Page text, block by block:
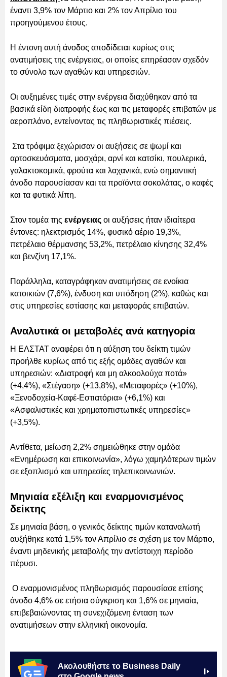
έναντι 3,9% τον Μάρτιο και 2% τον Απρίλιο του
προηγούμενου έτους.
Η έντονη αυτή άνοδος αποδίδεται κυρίως στις
ανατιμήσεις της ενέργειας, οι οποίες επηρέασαν σχεδόν
το σύνολο των αγαθών και υπηρεσιών.
Οι αυξημένες τιμές στην ενέργεια διαχύθηκαν από τα
βασικά είδη διατροφής έως και τις μεταφορές επιβατών με
αεροπλάνο, εντείνοντας τις πληθωριστικές πιέσεις.
Στα τρόφιμα ξεχώρισαν οι αυξήσεις σε ψωμί και
αρτοσκευάσματα, μοσχάρι, αρνί και κατσίκι, πουλερικά,
γαλακτοκομικά, φρούτα και λαχανικά, ενώ σημαντική
άνοδο παρουσίασαν και τα προϊόντα σοκολάτας, ο καφές
και τα φυτικά λίπη.
Στον τομέα της ενέργειας οι αυξήσεις ήταν ιδιαίτερα
έντονες: ηλεκτρισμός 14%, φυσικό αέριο 19,3%,
πετρέλαιο θέρμανσης 53,2%, πετρέλαιο κίνησης 32,4%
και βενζίνη 17,1%.
Παράλληλα, καταγράφηκαν ανατιμήσεις σε ενοίκια
κατοικιών (7,6%), ένδυση και υπόδηση (2%), καθώς και
στις υπηρεσίες εστίασης και μεταφοράς επιβατών.
Αναλυτικά οι μεταβολές ανά κατηγορία
Η ΕΛΣΤΑΤ αναφέρει ότι η αύξηση του δείκτη τιμών
προήλθε κυρίως από τις εξής ομάδες αγαθών και
υπηρεσιών: «Διατροφή και μη αλκοολούχα ποτά»
(+4,4%), «Στέγαση» (+13,8%), «Μεταφορές» (+10%),
«Ξενοδοχεία-Καφέ-Εστιατόρια» (+6,1%) και
«Ασφαλιστικές και χρηματοπιστωτικές υπηρεσίες»
(+3,5%).
Αντίθετα, μείωση 2,2% σημειώθηκε στην ομάδα
«Ενημέρωση και επικοινωνία», λόγω χαμηλότερων τιμών
σε εξοπλισμό και υπηρεσίες τηλεπικοινωνιών.
Μηνιαία εξέλιξη και εναρμονισμένος
δείκτης
Σε μηνιαία βάση, ο γενικός δείκτης τιμών καταναλωτή
αυξήθηκε κατά 1,5% τον Απρίλιο σε σχέση με τον Μάρτιο,
έναντι μηδενικής μεταβολής την αντίστοιχη περίοδο
πέρυσι.
Ο εναρμονισμένος πληθωρισμός παρουσίασε επίσης
άνοδο 4,6% σε ετήσια σύγκριση και 1,6% σε μηνιαία,
επιβεβαιώνοντας τη συνεχιζόμενη ένταση των
ανατιμήσεων στην ελληνική οικονομία.
Ακολουθήστε το Business Daily